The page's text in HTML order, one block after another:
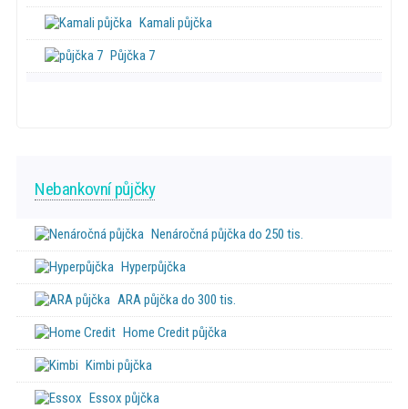
Kamali půjčka
Půjčka 7
Nebankovní půjčky
Nenáročná půjčka do 250 tis.
Hyperpůjčka
ARA půjčka do 300 tis.
Home Credit půjčka
Kimbi půjčka
Essox půjčka